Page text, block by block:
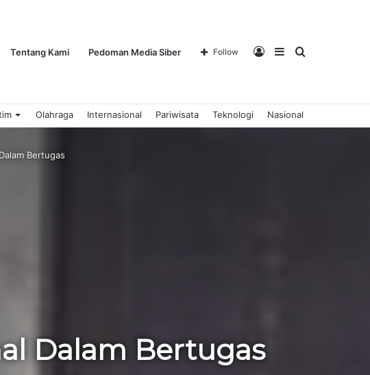
Tentang Kami Pedoman Media Siber Search
Sidebar
Log
Follow
Olahraga Internasional Pariwisata Teknologi Nasional
Bertugas
Dalam Bertugas